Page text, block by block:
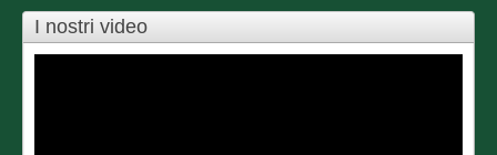
I nostri video